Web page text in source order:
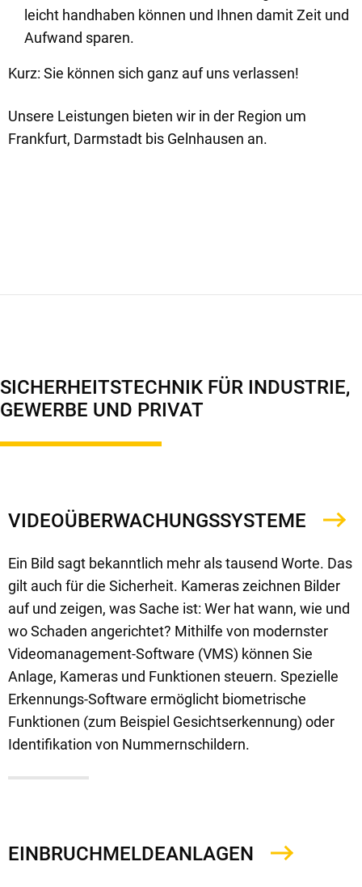
leicht handhaben können und Ihnen damit Zeit und
Aufwand sparen.
Kurz: Sie können sich ganz auf uns verlassen!
Unsere Leistungen bieten wir in der Region um
Frankfurt, Darmstadt bis Gelnhausen an.
SICHERHEITSTECHNIK FÜR INDUSTRIE,
GEWERBE UND PRIVAT
VIDEOÜBERWACHUNGSSYSTEME
Ein Bild sagt bekanntlich mehr als tausend Worte. Das
gilt auch für die Sicherheit. Kameras zeichnen Bilder
auf und zeigen, was Sache ist: Wer hat wann, wie und
wo Schaden angerichtet? Mithilfe von modernster
Videomanagement-Software (VMS) können Sie
Anlage, Kameras und Funktionen steuern. Spezielle
Erkennungs-Software ermöglicht biometrische
Funktionen (zum Beispiel Gesichtserkennung) oder
Identifikation von Nummernschildern.
EINBRUCHMELDEANLAGEN